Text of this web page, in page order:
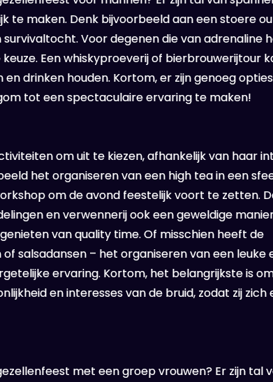
te maken. Denk bijvoorbeeld aan een stoere
Voor degenen die van adrenaline
Een whiskyproeverij of bierbrouwerijtour
drinken houden. Kortom, er zijn genoeg
tot een spectaculaire ervaring te maken!
om uit te kiezen, afhankelijk van haar
het organiseren van een high tea in een
om de avond feestelijk voort te zetten.
en verwennerij ook een geweldige
van quality time. Of misschien heeft de
salsadansen – het organiseren van een leuke
ervaring. Kortom, het belangrijkste is
en interesses van de bruid, zodat zij zich
met een groep vrouwen? Er zijn tal